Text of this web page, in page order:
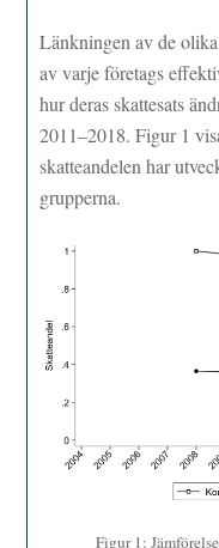
Länkningen av de
av varje företags
hur deras skattesats
2011–2018. Figur 1
skatteandelen har
grupperna.
Figur 1: